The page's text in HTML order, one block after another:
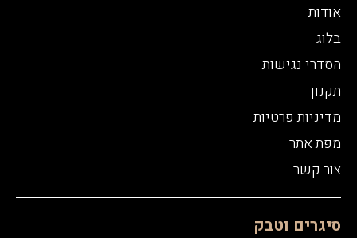
אודות
בלוג
הסדרי נגישות
תקנון
מדיניות פרטיות
מפת אתר
צור קשר
סיגרים וטבק